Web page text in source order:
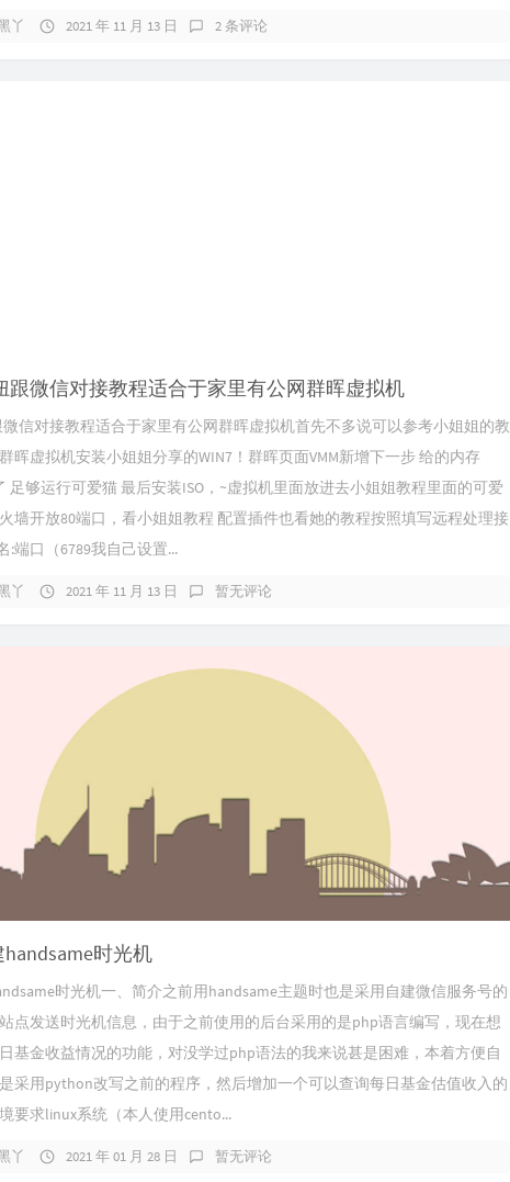
丫 2021 年 11 月 13 日 2 条评论
跟微信对接教程适合于家里有公网群晖虚拟机
微信对接教程适合于家里有公网群晖虚拟机首先不多说可以参考小姐姐的教
晖虚拟机安装小姐姐分享的WIN7！群晖页面VMM新增下一步 给的内存
足够运行可爱猫 最后安装ISO，~虚拟机里面放进去小姐姐教程里面的可爱
墙开放80端口，看小姐姐教程 配置插件也看她的教程按照填写远程处理接
:端口（6789我自己设置...
丫 2021 年 11 月 13 日 暂无评论
时光机
时光机一、简介之前用handsame主题时也是采用自建微信服务号的
点发送时光机信息，由于之前使用的后台采用的是php语言编写，现在想
基金收益情况的功能，对没学过php语法的我来说甚是困难，本着方便自
采用python改写之前的程序，然后增加一个可以查询每日基金估值收入的
要求linux系统（本人使用cento...
丫 2021 年 01 月 28 日 暂无评论